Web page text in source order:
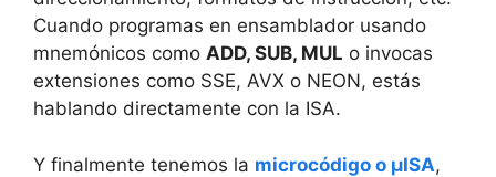
Cuando programas en ensamblador usando
mnemónicos como ADD, SUB, MUL o invocas
extensiones como SSE, AVX o NEON, estás
hablando directamente con la ISA.
Y finalmente tenemos la microcódigo o μISA,